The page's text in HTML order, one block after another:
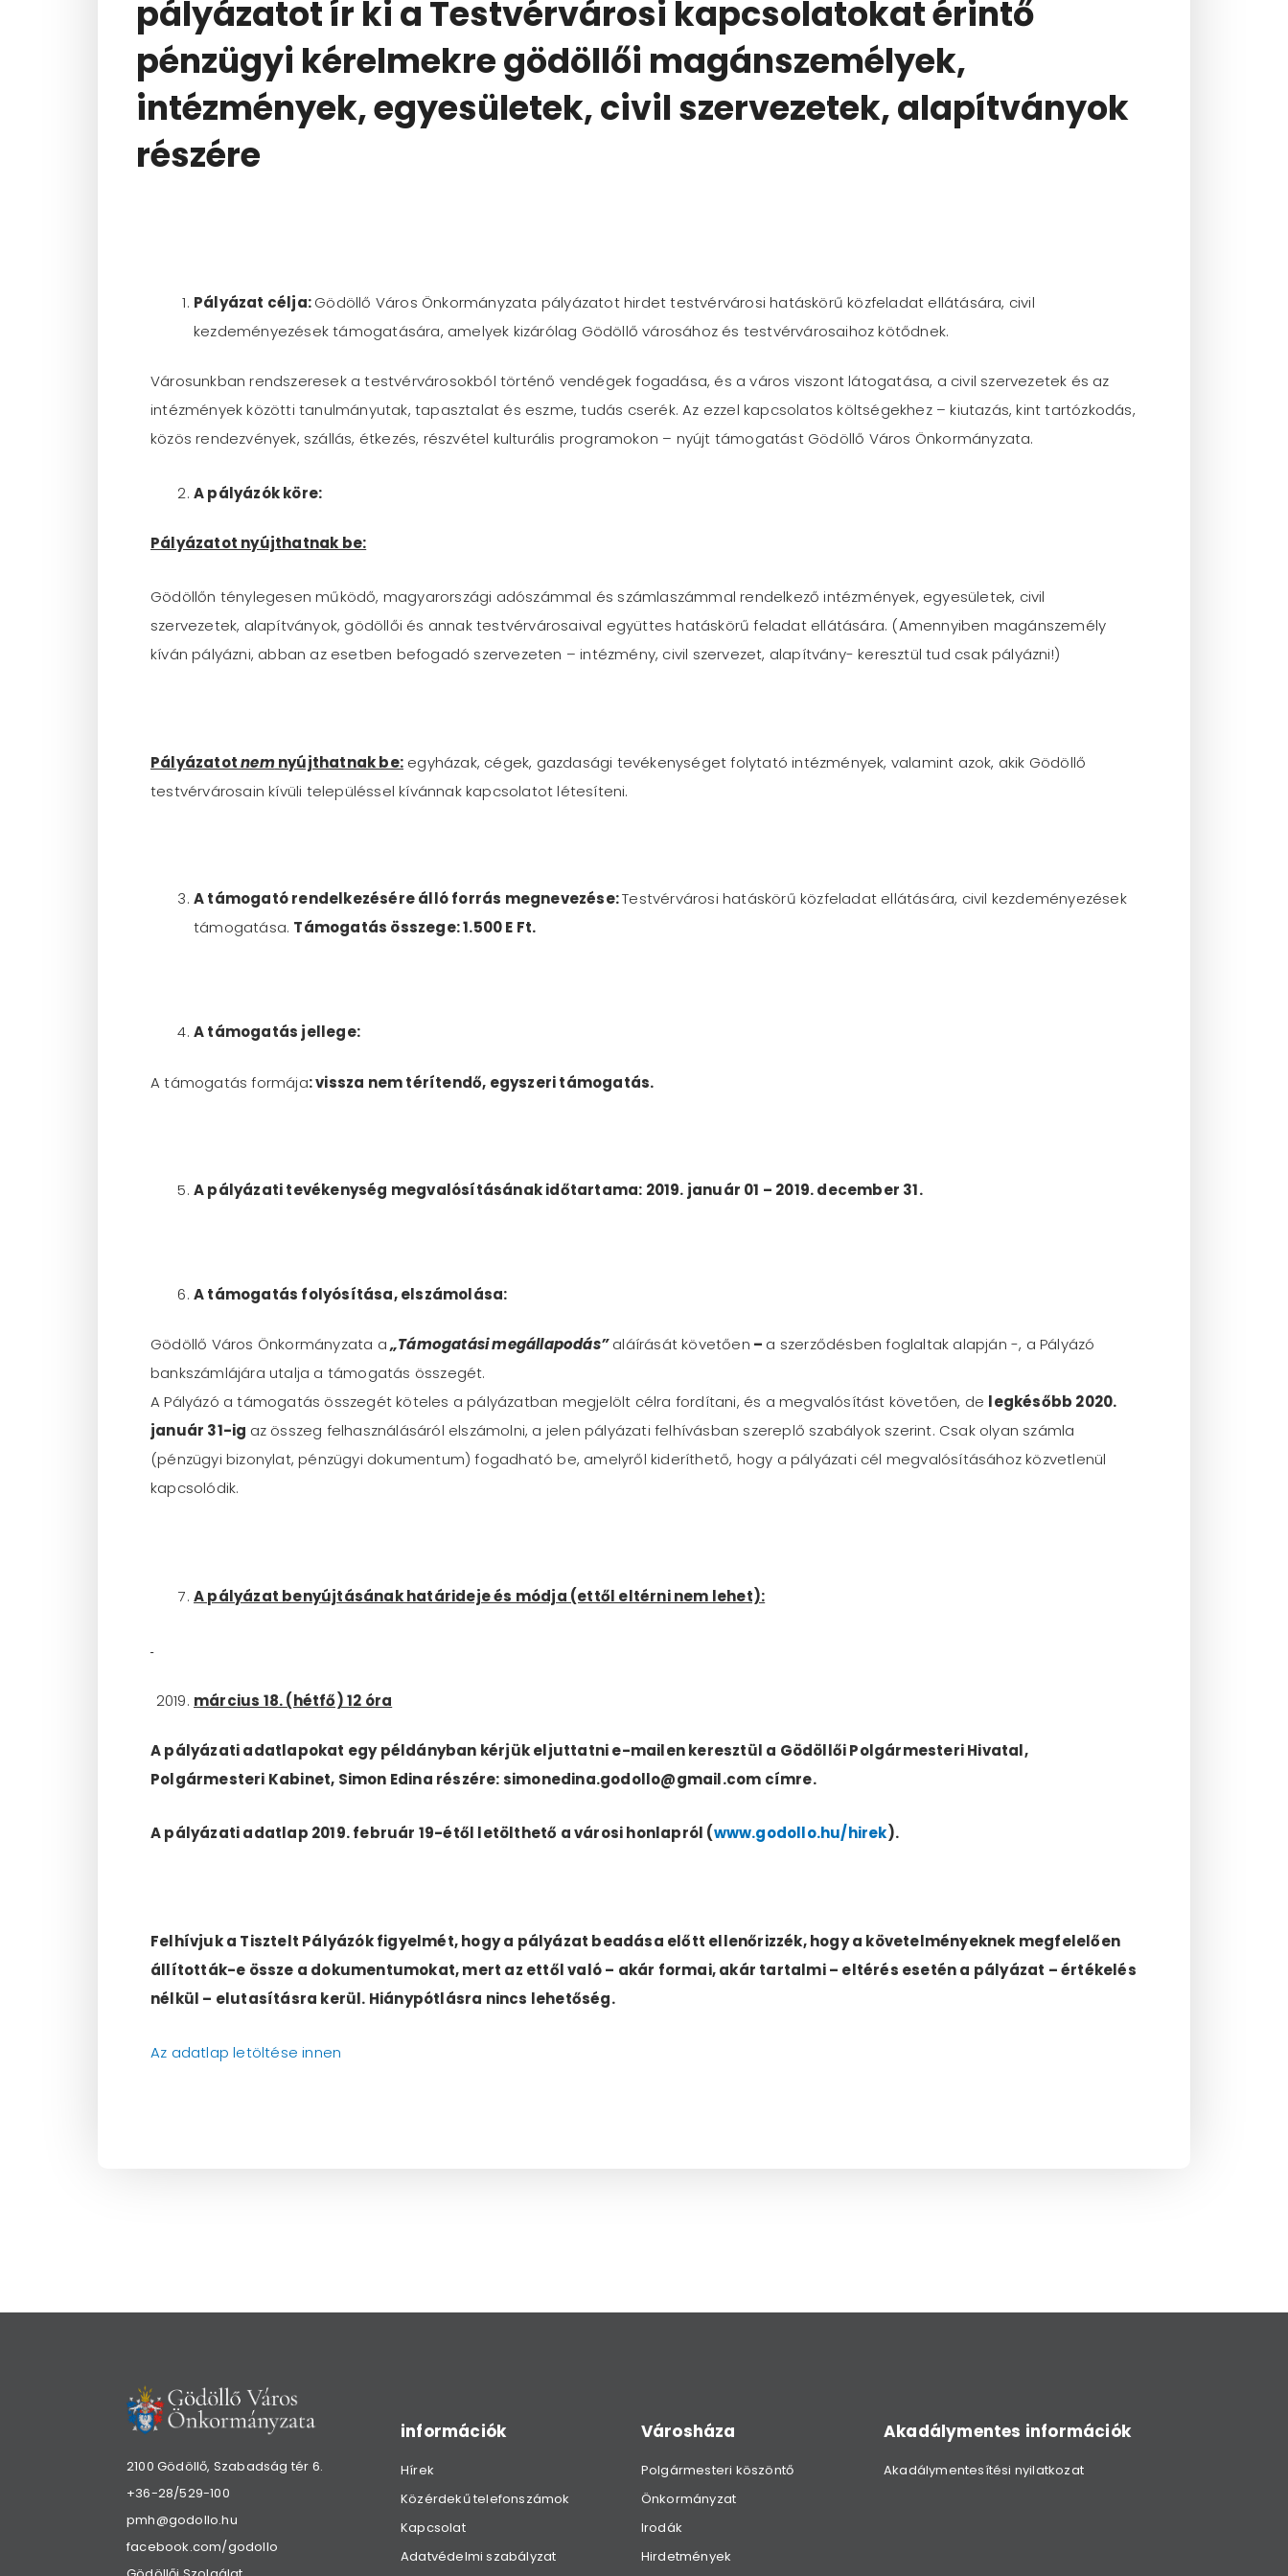
pályázatot ír ki a Testvérvárosi kapcsolatokat érintő
pénzügyi kérelmekre gödöllői magánszemélyek,
intézmények, egyesületek, civil szervezetek, alapítványok
részére
Pályázat célja:Gödöllő Város Önkormányzata pályázatot hirdet testvérvárosi hatáskörű közfeladat ellátására, civil
kezdeményezések támogatására, amelyek kizárólag Gödöllő városához és testvérvárosaihoz kötődnek.
Városunkban rendszeresek a testvérvárosokból történő vendégek fogadása, és a város viszont látogatása, a civil szervezetek és az
intézmények közötti tanulmányutak, tapasztalat és eszme, tudás cserék. Az ezzel kapcsolatos költségekhez – kiutazás, kint tartózkodás,
közös rendezvények, szállás, étkezés, részvétel kulturális programokon – nyújt támogatást Gödöllő Város Önkormányzata.
A pályázók köre:
Pályázatot nyújthatnak be:
Gödöllőn ténylegesen működő, magyarországi adószámmal és számlaszámmal rendelkező intézmények, egyesületek, civil
szervezetek, alapítványok, gödöllői és annak testvérvárosaival együttes hatáskörű feladat ellátására. (Amennyiben magánszemély
kíván pályázni, abban az esetben befogadó szervezeten – intézmény, civil szervezet, alapítvány- keresztül tud csak pályázni!)
Pályázatotnemnyújthatnak be: egyházak, cégek, gazdasági tevékenységet folytató intézmények, valamint azok, akik Gödöllő
testvérvárosain kívüli településsel kívánnak kapcsolatot létesíteni.
A támogató rendelkezésére álló forrás megnevezése:Testvérvárosi hatáskörű közfeladat ellátására, civil kezdeményezések
támogatása. Támogatás összege: 1.500 E Ft.
A támogatás jellege:
A támogatás formája: vissza nem térítendő, egyszeri támogatás.
A pályázati tevékenység megvalósításának időtartama: 2019. január 01 – 2019. december 31.
A támogatás folyósítása, elszámolása:
Gödöllő Város Önkormányzata a„Támogatási megállapodás”aláírását követően – a szerződésben foglaltak alapján -, a Pályázó
bankszámlájára utalja a támogatás összegét.
A Pályázó a támogatás összegét köteles a pályázatban megjelölt célra fordítani, és a megvalósítást követően, de legkésőbb 2020.
január 31-ig az összeg felhasználásáról elszámolni, a jelen pályázati felhívásban szereplő szabályok szerint. Csak olyan számla
(pénzügyi bizonylat, pénzügyi dokumentum) fogadható be, amelyről kideríthető, hogy a pályázati cél megvalósításához közvetlenül
kapcsolódik.
A pályázat benyújtásának határideje és módja (ettől eltérni nem lehet):
március 18. (hétfő) 12 óra
A pályázati adatlapokat egy példányban kérjük eljuttatni e-mailen keresztül a Gödöllői Polgármesteri Hivatal,
Polgármesteri Kabinet, Simon Edina részére: simonedina.godollo@gmail.com címre.
A pályázati adatlap 2019. február 19-étől letölthető a városi honlapról (www.godollo.hu/hirek).
Felhívjuk a Tisztelt Pályázók figyelmét, hogy a pályázat beadása előtt ellenőrizzék, hogy a követelményeknek megfelelően
állították-e össze a dokumentumokat, mert az ettől való – akár formai, akár tartalmi – eltérés esetén a pályázat – értékelés
nélkül – elutasításra kerül. Hiánypótlásra nincs lehetőség.
Az adatlap letöltése innen
2100 Gödöllő, Szabadság tér 6.
+36-28/529-100
pmh@godollo.hu
facebook.com/godollo
információk
Hírek
Közérdekű telefonszámok
Kapcsolat
Adatvédelmi szabályzat
Városháza
Polgármesteri köszöntő
Önkormányzat
Irodák
Hirdetmények
Akadálymentes információk
Akadálymentesítési nyilatkozat